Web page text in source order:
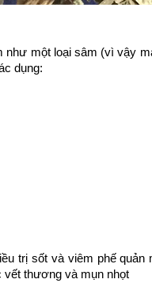
một loại sâm (vì vậy
dụng:
trị sốt và viêm phế
vết thương và mụn nhọt